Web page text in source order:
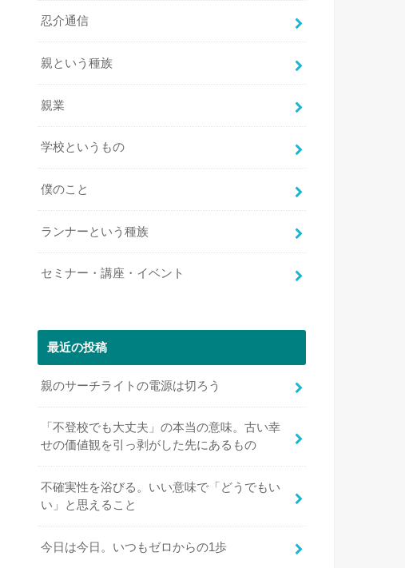
忍介通信
親という種族
親業
学校というもの
僕のこと
ランナーという種族
セミナー・講座・イベント
最近の投稿
親のサーチライトの電源は切ろう
「不登校でも大丈夫」の本当の意味。古い幸
せの価値観を引っ剥がした先にあるもの
不確実性を浴びる。いい意味で「どうでもい
い」と思えること
今日は今日。いつもゼロからの1歩